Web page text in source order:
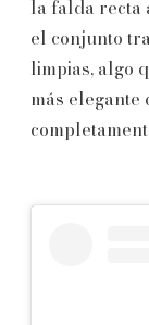
la falda recta
el conjunto
limpias, algo
más elegante